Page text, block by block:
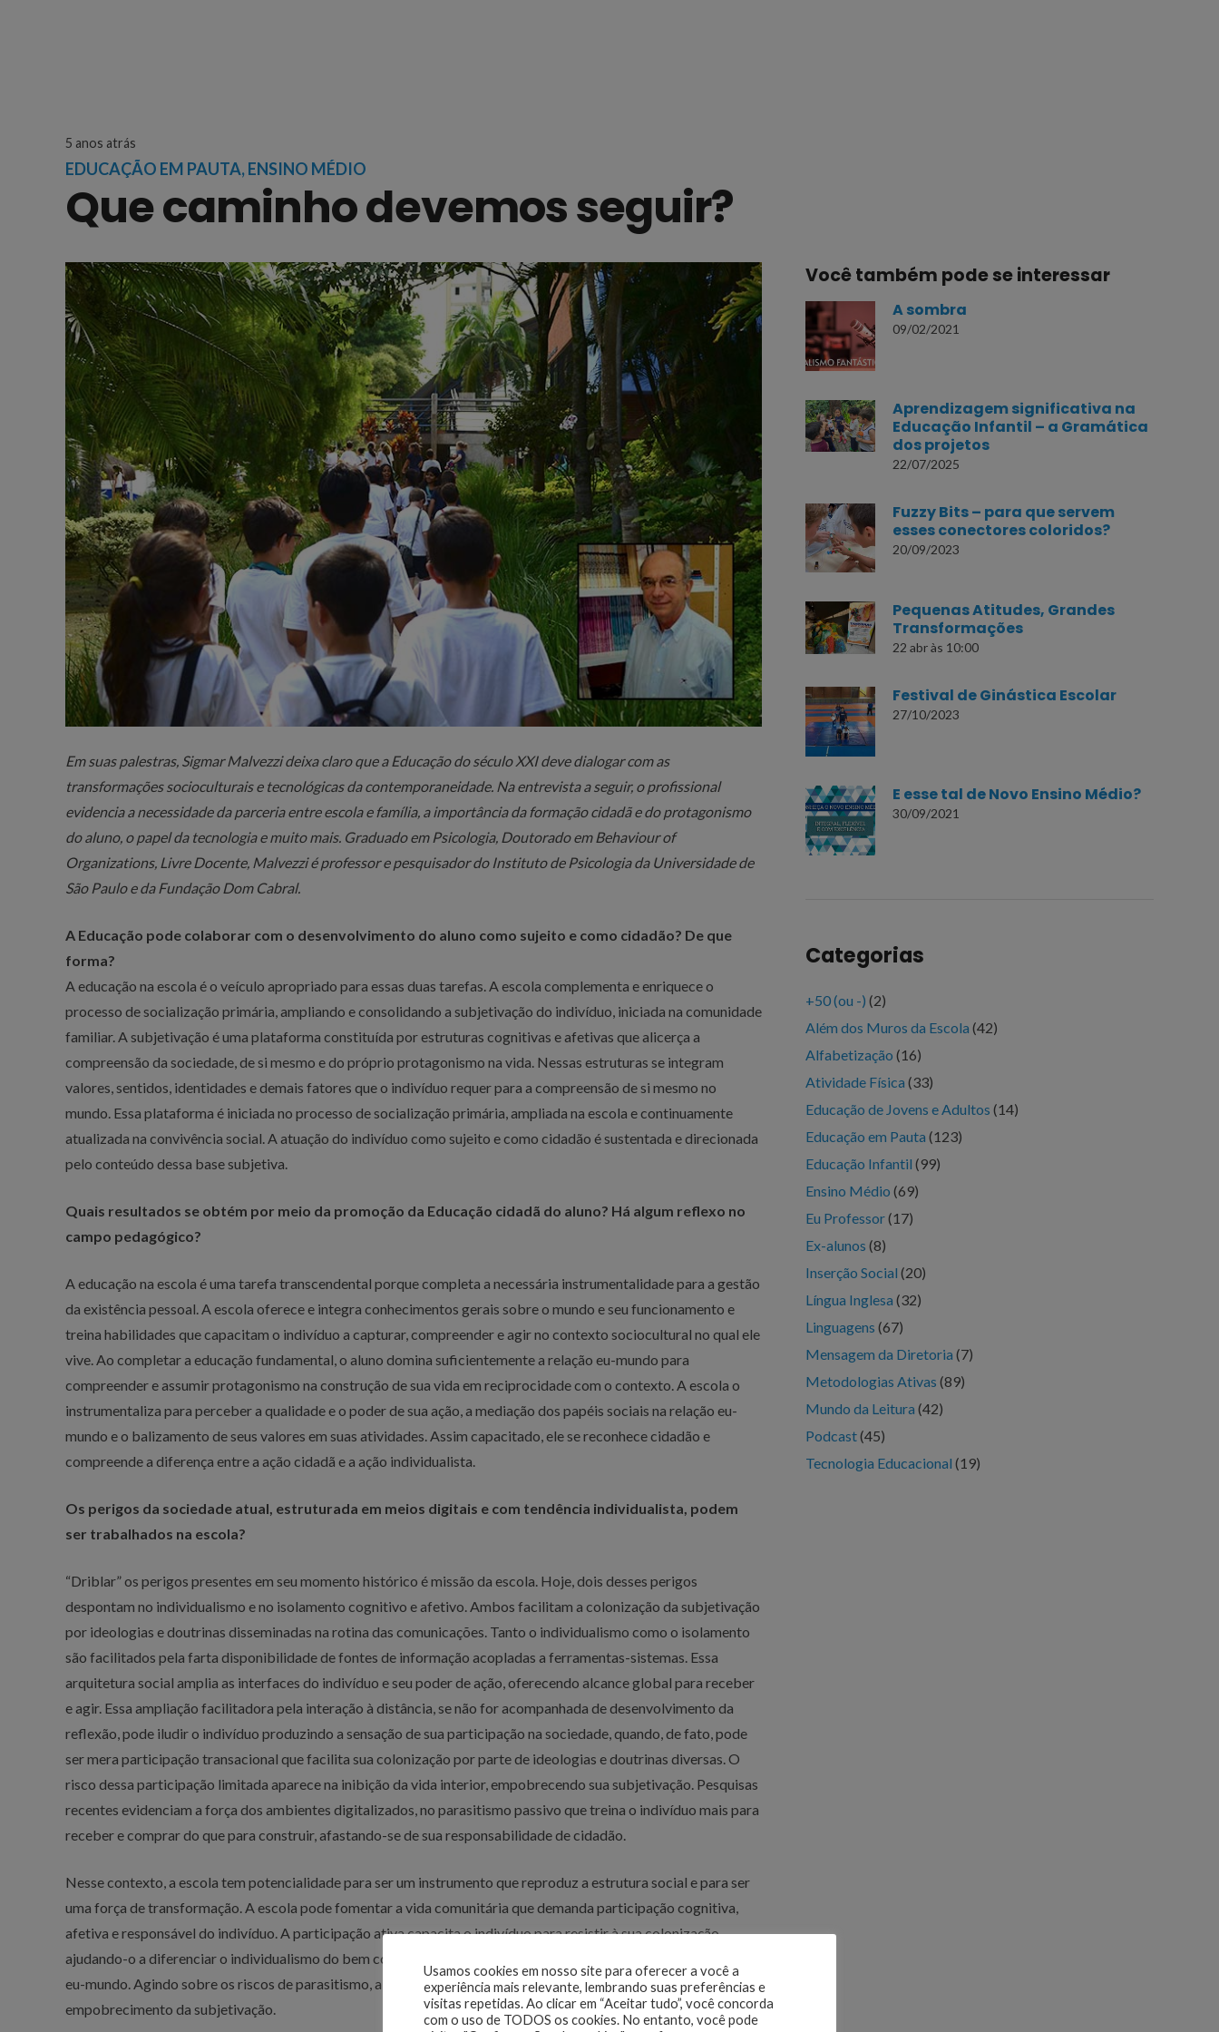
5 anos atrás
EDUCAÇÃO EM PAUTA,ENSINO MÉDIO
Que caminho devemos seguir?
Em suas palestras, Sigmar Malvezzi deixa claro que a Educação do século XXI deve dialogar com as
transformações socioculturais e tecnológicas da contemporaneidade. Na entrevista a seguir, o profissional
evidencia a necessidade da parceria entre escola e família, a importância da formação cidadã e do protagonismo
do aluno, o papel da tecnologia e muito mais. Graduado em Psicologia, Doutorado em Behaviour of
Organizations, Livre Docente, Malvezzi é professor e pesquisador do Instituto de Psicologia da Universidade de
São Paulo e da Fundação Dom Cabral.
A Educação pode colaborar com o desenvolvimento do aluno como sujeito e como cidadão? De que
forma?
A educação na escola é o veículo apropriado para essas duas tarefas. A escola complementa e enriquece o
processo de socialização primária, ampliando e consolidando a subjetivação do indivíduo, iniciada na comunidade
familiar. A subjetivação é uma plataforma constituída por estruturas cognitivas e afetivas que alicerça a
compreensão da sociedade, de si mesmo e do próprio protagonismo na vida. Nessas estruturas se integram
valores, sentidos, identidades e demais fatores que o indivíduo requer para a compreensão de si mesmo no
mundo. Essa plataforma é iniciada no processo de socialização primária, ampliada na escola e continuamente
atualizada na convivência social. A atuação do indivíduo como sujeito e como cidadão é sustentada e direcionada
pelo conteúdo dessa base subjetiva.
Quais resultados se obtém por meio da promoção da Educação cidadã do aluno? Há algum reflexo no
campo pedagógico?
A educação na escola é uma tarefa transcendental porque completa a necessária instrumentalidade para a gestão
da existência pessoal. A escola oferece e integra conhecimentos gerais sobre o mundo e seu funcionamento e
treina habilidades que capacitam o indivíduo a capturar, compreender e agir no contexto sociocultural no qual ele
vive. Ao completar a educação fundamental, o aluno domina suficientemente a relação eu-mundo para
compreender e assumir protagonismo na construção de sua vida em reciprocidade com o contexto. A escola o
instrumentaliza para perceber a qualidade e o poder de sua ação, a mediação dos papéis sociais na relação eu-
mundo e o balizamento de seus valores em suas atividades. Assim capacitado, ele se reconhece cidadão e
compreende a diferença entre a ação cidadã e a ação individualista.
Os perigos da sociedade atual, estruturada em meios digitais e com tendência individualista, podem
ser trabalhados na escola?
“Driblar” os perigos presentes em seu momento histórico é missão da escola. Hoje, dois desses perigos
despontam no individualismo e no isolamento cognitivo e afetivo. Ambos facilitam a colonização da subjetivação
por ideologias e doutrinas disseminadas na rotina das comunicações. Tanto o individualismo como o isolamento
são facilitados pela farta disponibilidade de fontes de informação acopladas a ferramentas-sistemas. Essa
arquitetura social amplia as interfaces do indivíduo e seu poder de ação, oferecendo alcance global para receber
e agir. Essa ampliação facilitadora pela interação à distância, se não for acompanhada de desenvolvimento da
reflexão, pode iludir o indivíduo produzindo a sensação de sua participação na sociedade, quando, de fato, pode
ser mera participação transacional que facilita sua colonização por parte de ideologias e doutrinas diversas. O
risco dessa participação limitada aparece na inibição da vida interior, empobrecendo sua subjetivação. Pesquisas
recentes evidenciam a força dos ambientes digitalizados, no parasitismo passivo que treina o indivíduo mais para
receber e comprar do que para construir, afastando-se de sua responsabilidade de cidadão.
Nesse contexto, a escola tem potencialidade para ser um instrumento que reproduz a estrutura social e para ser
uma força de transformação. A escola pode fomentar a vida comunitária que demanda participação cognitiva,
afetiva e responsável do indivíduo. A participação ativa capacita o indivíduo para resistir à sua colonização
ajudando-o a diferenciar o individualismo do bem comum mostrando a interdependência de sua ação na relação
eu-mundo. Agindo sobre os riscos de parasitismo, a escola protagoniza a defesa das ameaças à vida interior e ao
empobrecimento da subjetivação.
Você também pode se interessar
A sombra
09/02/2021
Aprendizagem significativa na
Educação Infantil – a Gramática
dos projetos
22/07/2025
Fuzzy Bits – para que servem
esses conectores coloridos?
20/09/2023
Pequenas Atitudes, Grandes
Transformações
22 abr às 10:00
Festival de Ginástica Escolar
27/10/2023
E esse tal de Novo Ensino Médio?
30/09/2021
Categorias
+50 (ou -) (2)
Além dos Muros da Escola (42)
Alfabetização (16)
Atividade Física (33)
Educação de Jovens e Adultos (14)
Educação em Pauta (123)
Educação Infantil (99)
Ensino Médio (69)
Eu Professor(17)
Ex-alunos (8)
Inserção Social (20)
Língua Inglesa (32)
Linguagens (67)
Mensagem da Diretoria (7)
Metodologias Ativas (89)
Mundo da Leitura (42)
Podcast(45)
Tecnologia Educacional (19)
Usamos cookies em nosso site para oferecer a você a
experiência mais relevante, lembrando suas preferências e
visitas repetidas. Ao clicar em “Aceitar tudo”, você concorda
com o uso de TODOS os cookies. No entanto, você pode